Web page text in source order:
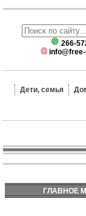
266-
Дети, семья
ГЛАВНОЕ